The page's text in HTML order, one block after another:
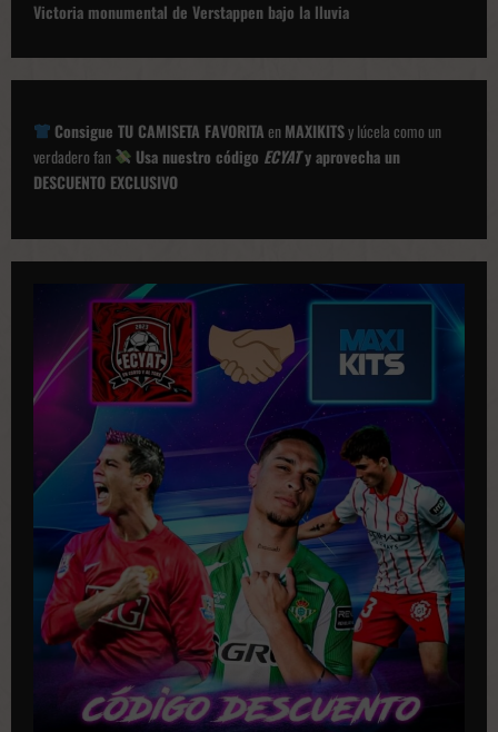
e
a
i
ó
d
u
b
c
a
o
Victoria monumental de Verstappen bajo la lluvia
Consigue TU CAMISETA FAVORITAenMAXIKITSy lúcela como un
verdadero fan
Usa nuestro código ECYATy aprovecha un
DESCUENTO EXCLUSIVO